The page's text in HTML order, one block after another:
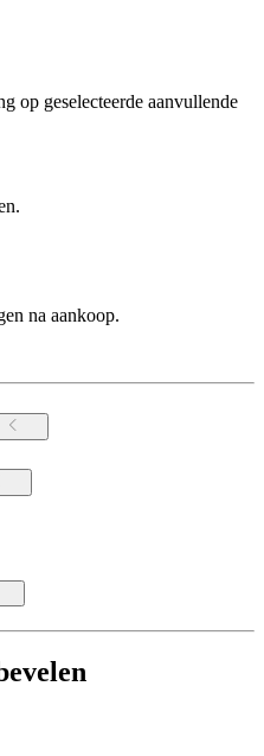
op geselecteerde aanvullende
na aankoop.